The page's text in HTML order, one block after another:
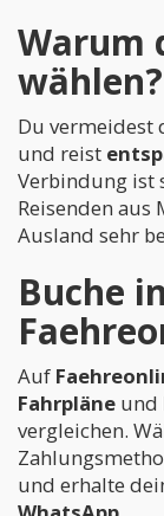
Warum
wählen?
Du vermeidest
und reist
Verbindung ist
Reisenden
Ausland sehr
Buche
Auf
Fahrpläne und
vergleichen.
und erhalte